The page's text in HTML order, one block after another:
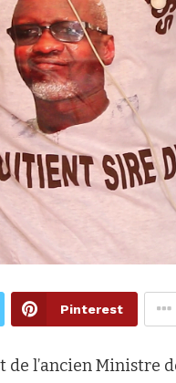
Pinterest
de l’ancien Ministre